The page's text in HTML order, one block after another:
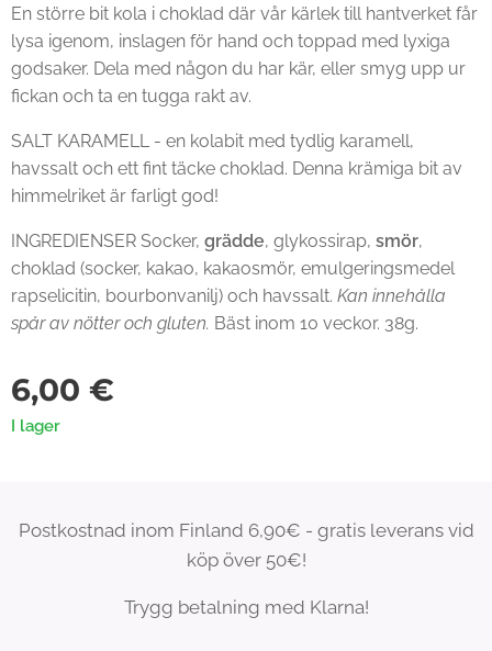
En större bit kola i choklad där vår kärlek till hantverket får
lysa igenom, inslagen för hand och toppad med lyxiga
godsaker. Dela med någon du har kär, eller smyg upp ur
fickan och ta en tugga rakt av.
SALT KARAMELL - en kolabit med tydlig karamell,
havssalt och ett fint täcke choklad. Denna krämiga bit av
himmelriket är farligt god!
INGREDIENSER Socker, grädde, glykossirap, smör,
choklad (socker, kakao, kakaosmör, emulgeringsmedel
rapselicitin, bourbonvanilj) och havssalt. Kan innehålla
spår av nötter och gluten. Bäst inom 10 veckor. 38g.
6,00 €
I lager
Postkostnad inom Finland 6,90€ - gratis leverans vid
köp över 50€!
Trygg betalning med Klarna!